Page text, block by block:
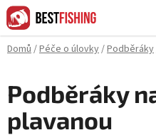
Přejít
na
obsah
Domů/Péče o úlovky/Podběráky
Podběráky
plavanou